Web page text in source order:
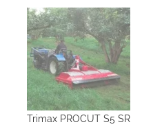
Trimax PROCUT S5 SR